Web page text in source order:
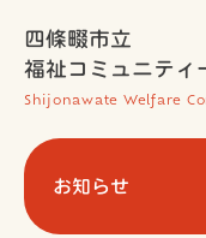
四條畷市立
福祉コミュニティ
Shijonawate Welfare
お知らせ